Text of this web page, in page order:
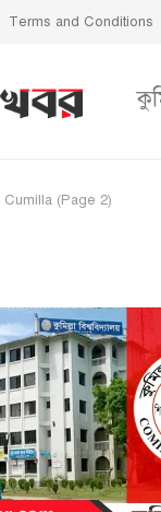
Terms and Conditions
Cumilla (Page 2)